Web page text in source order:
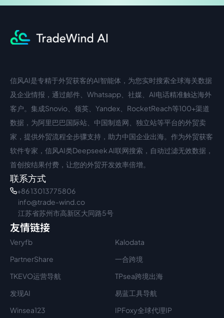
中文入口
信风AI是专精于外贸获客的AI智能体，为您实时搜索全球海关数据
及企业情报，通过邮件、Whatsapp、社媒、AI电话精准触达海外
客户。集成Snovio、领英、Yandex、RocketReach等100+渠道
数据，为阿里巴巴国际站、中国制造网、独立站等平台的外贸卖
家，提供外贸流程全步骤支持，助力中国企业出海。作为外贸获客
软件专家，信风AI类Deepseek AI联网搜索，自动过滤无效数据，
首创按结果付费，让您的外贸开发效率倍增。
联系方式
+86 13013775806
info@trade-wind.co
江苏省苏州市高新区大同路5号
友情链接
Veryfb
Kalodata
PartnerShare
一合跨境
TKEVO运营导航
TPsea跨境出海
发现AI
易蓝工具导航
Winsea123
IPFoxy全球代理IP